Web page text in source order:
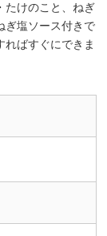
たけのこと、ねぎ
ぎ塩ソース付きで
ばすぐにできま